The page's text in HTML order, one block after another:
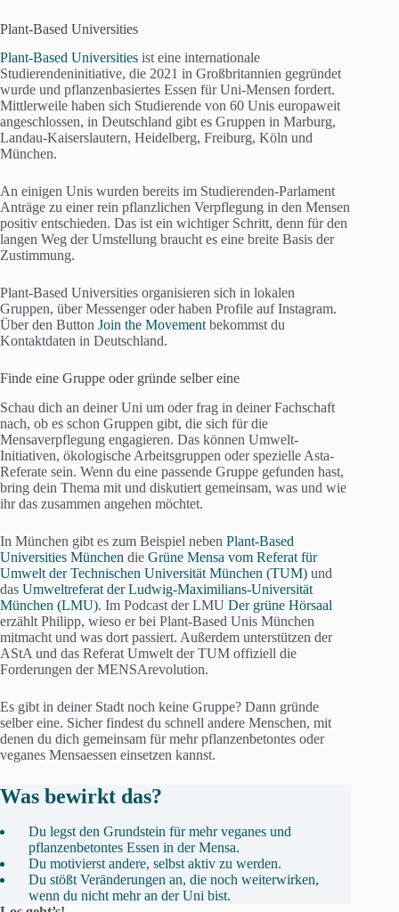
Plant-Based Universities
Plant-Based Universities ist eine internationale
Studierendeninitiative, die 2021 in Großbritannien gegründet
wurde und pflanzenbasiertes Essen für Uni-Mensen fordert.
Mittlerweile haben sich Studierende von 60 Unis europaweit
angeschlossen, in Deutschland gibt es Gruppen in Marburg,
Landau-Kaiserslautern, Heidelberg, Freiburg, Köln und
München.
An einigen Unis wurden bereits im Studierenden-Parlament
Anträge zu einer rein pflanzlichen Verpflegung in den Mensen
positiv entschieden. Das ist ein wichtiger Schritt, denn für den
langen Weg der Umstellung braucht es eine breite Basis der
Zustimmung.
Plant-Based Universities organisieren sich in lokalen
Gruppen, über Messenger oder haben Profile auf Instagram.
Über den Button Join the Movement bekommst du
Kontaktdaten in Deutschland.
Finde eine Gruppe oder gründe selber eine
Schau dich an deiner Uni um oder frag in deiner Fachschaft
nach, ob es schon Gruppen gibt, die sich für die
Mensaverpflegung engagieren. Das können Umwelt-
Initiativen, ökologische Arbeitsgruppen oder spezielle Asta-
Referate sein. Wenn du eine passende Gruppe gefunden hast,
bring dein Thema mit und diskutiert gemeinsam, was und wie
ihr das zusammen angehen möchtet.
In München gibt es zum Beispiel neben Plant-Based
Universities München die Grüne Mensa vom Referat für
Umwelt der Technischen Universität München (TUM) und
das Umweltreferat der Ludwig-Maximilians-Universität
München (LMU). Im Podcast der LMU Der grüne Hörsaal
erzählt Philipp, wieso er bei Plant-Based Unis München
mitmacht und was dort passiert. Außerdem unterstützen der
AStA und das Referat Umwelt der TUM offiziell die
Forderungen der MENSArevolution.
Es gibt in deiner Stadt noch keine Gruppe? Dann gründe
selber eine. Sicher findest du schnell andere Menschen, mit
denen du dich gemeinsam für mehr pflanzenbetontes oder
veganes Mensaessen einsetzen kannst.
Was bewirkt das?
Du legst den Grundstein für mehr veganes und
pflanzenbetontes Essen in der Mensa.
Du motivierst andere, selbst aktiv zu werden.
Du stößt Veränderungen an, die noch weiterwirken,
wenn du nicht mehr an der Uni bist.